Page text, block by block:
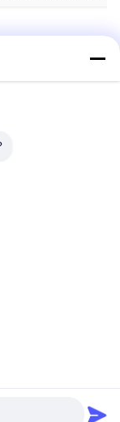
зона
Ltd Все. Все